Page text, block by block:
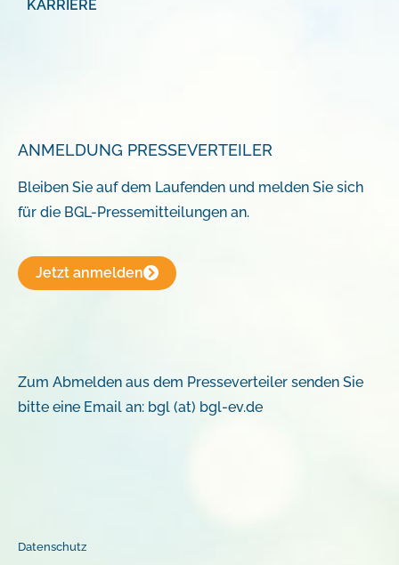
KARRIERE
ANMELDUNG PRESSEVERTEILER
Bleiben Sie auf dem Laufenden und melden Sie sich
für die BGL-Pressemitteilungen an.
Jetzt anmelden
Zum Abmelden aus dem Presseverteiler senden Sie
bitte eine Email an: bgl (at) bgl-ev.de
Datenschutz